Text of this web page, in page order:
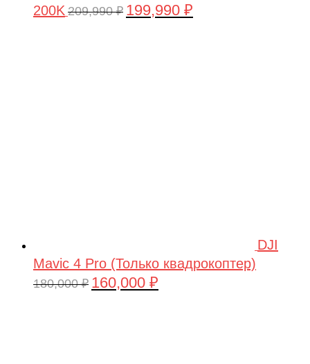
200K 209,990₽ Первоначальная
199,990 ₽
DJI
Mavic 4 Pro (Только квадрокоптер)
180,000₽ Первоначальная
160,000 ₽